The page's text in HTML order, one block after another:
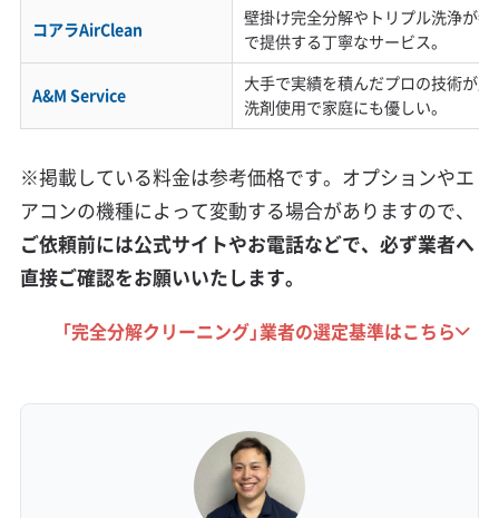
このタイプは分解や再設置に高い技術を必要と
します。そのため、経験の浅い業者では対応で
きないこともあります。また、古い機種や海外
製のエアコンが設置されていることも少なくな
く、構造を理解していない業者が作業すると、
破損させてしまうリスクも伴います。
業者を選ぶ際は、価格だけでなく、こうした鎌
倉特有の住宅事情に対応できる、経験と技術力
生活スタイルとコスト要因（駐車・道
コアラAirClean
壁掛け完全分解やトリプル洗浄が
で提供する丁寧なサービス。
A&M Service
大手で実績を積んだプロの技術が
洗剤使用で家庭にも優しい。
※掲載している料金は参考価格です。オプションやエ
アコンの機種によって変動する場合がありますので、
ご依頼前には公式サイトやお電話などで、必ず業者へ
直接ご確認をお願いいたします。
「完全分解クリーニング」業者の選定基準はこちら